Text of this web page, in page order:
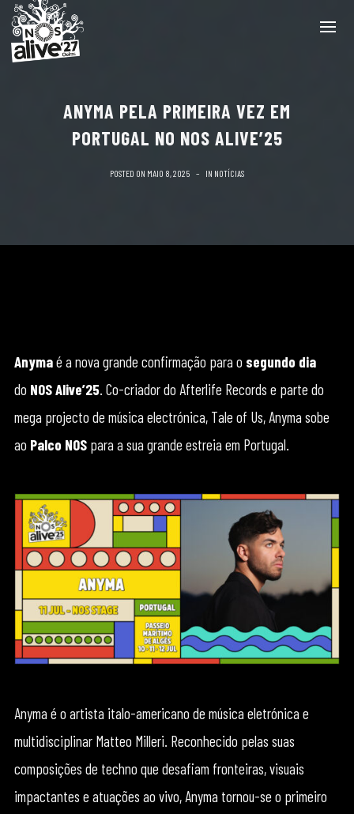
ANYMA PELA PRIMEIRA VEZ EM
PORTUGAL NO NOS ALIVE’25
POSTED ON MAIO 8, 2025 IN NOTÍCIAS
Anymaé a nova grande confirmação para o segundo dia
do NOS Alive’25. Co-criador do Afterlife Records e parte do
mega projecto de música electrónica, Tale of Us, Anyma sobe
ao Palco NOSpara a sua grande estreia em Portugal.
Anyma é o artista italo-americano de música eletrónica e
multidisciplinar Matteo Milleri. Reconhecido pelas suas
composições de techno que desafiam fronteiras, visuais
impactantes e atuações ao vivo, Anyma tornou-se o primeiro